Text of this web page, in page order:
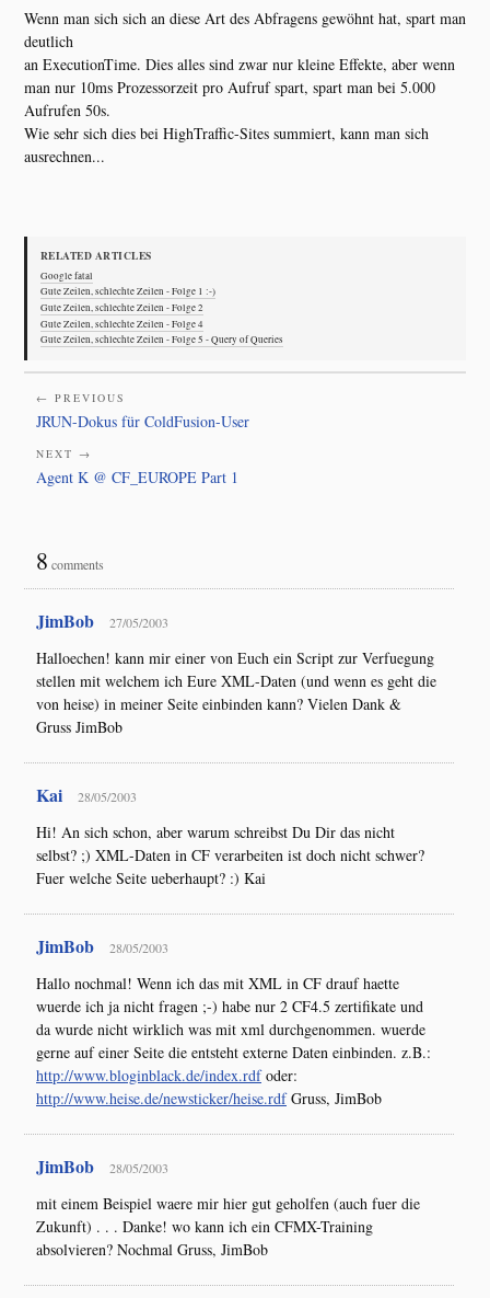
Wenn man sich sich an diese Art des Abfragens gewöhnt hat, spart man
deutlich
an ExecutionTime. Dies alles sind zwar nur kleine Effekte, aber wenn
man nur 10ms Prozessorzeit pro Aufruf spart, spart man bei 5.000
Aufrufen 50s.
Wie sehr sich dies bei HighTraffic-Sites summiert, kann man sich
ausrechnen...
RELATED ARTICLES
Google fatal
Gute Zeilen, schlechte Zeilen - Folge 1 :-)
Gute Zeilen, schlechte Zeilen - Folge 2
Gute Zeilen, schlechte Zeilen - Folge 4
Gute Zeilen, schlechte Zeilen - Folge 5 - Query of Queries
← PREVIOUS
JRUN-Dokus für ColdFusion-User
NEXT →
Agent K @ CF_EUROPE Part 1
8 comments
JimBob 27/05/2003
Halloechen! kann mir einer von Euch ein Script zur Verfuegung
stellen mit welchem ich Eure XML-Daten (und wenn es geht die
von heise) in meiner Seite einbinden kann? Vielen Dank &
Gruss JimBob
Kai 28/05/2003
Hi! An sich schon, aber warum schreibst Du Dir das nicht
selbst? ;) XML-Daten in CF verarbeiten ist doch nicht schwer?
Fuer welche Seite ueberhaupt? :) Kai
JimBob 28/05/2003
Hallo nochmal! Wenn ich das mit XML in CF drauf haette
wuerde ich ja nicht fragen ;-) habe nur 2 CF4.5 zertifikate und
da wurde nicht wirklich was mit xml durchgenommen. wuerde
gerne auf einer Seite die entsteht externe Daten einbinden. z.B.:
http://www.bloginblack.de/index.rdfoder:
http://www.heise.de/newsticker/heise.rdfGruss, JimBob
JimBob 28/05/2003
mit einem Beispiel waere mir hier gut geholfen (auch fuer die
Zukunft) . . . Danke! wo kann ich ein CFMX-Training
absolvieren? Nochmal Gruss, JimBob